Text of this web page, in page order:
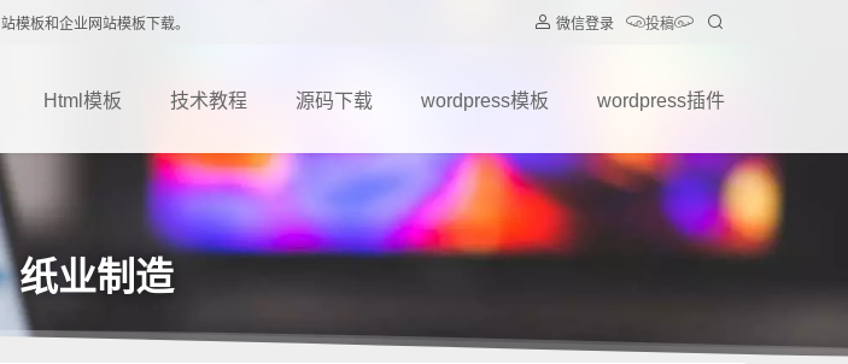
模板和企业网站模板下载。 微信登录 投稿
Html模板 技术教程 源码下载 wordpress模板 wordpress插件
纸业制造